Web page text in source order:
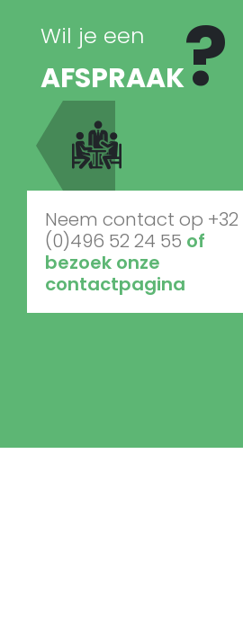
Wil je een
AFSPRAAK?
Neem contact op +32
(0)496 52 24 55 of
bezoek onze
contactpagina